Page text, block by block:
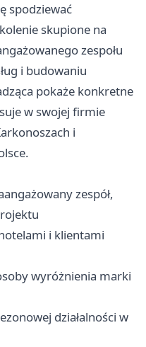
spodziewać
skupione na
zespołu
i budowaniu
pokaże konkretne
w swojej firmie
i
zespół,
i klientami
wyróżnienia marki
działalności w